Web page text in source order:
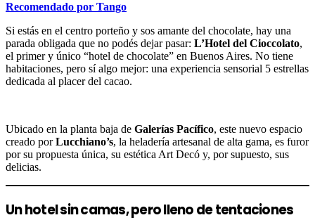
Recomendado por Tango
Si estás en el centro porteño y sos amante del chocolate, hay una
parada obligada que no podés dejar pasar: L’Hotel del Cioccolato,
el primer y único “hotel de chocolate” en Buenos Aires. No tiene
habitaciones, pero sí algo mejor: una experiencia sensorial 5 estrellas
dedicada al placer del cacao.
Ubicado en la planta baja de Galerías Pacífico, este nuevo espacio
creado porLucchiano’s, la heladería artesanal de alta gama, es furor
por su propuesta única, su estética Art Decó y, por supuesto, sus
delicias.
Un hotel sin camas, pero lleno de tentaciones